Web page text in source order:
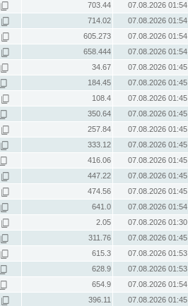
703.44
07.08.2026 01:54
714.02
07.08.2026 01:54
605.273
07.08.2026 01:54
658.444
07.08.2026 01:54
34.67
07.08.2026 01:45
184.45
07.08.2026 01:45
108.4
07.08.2026 01:45
350.64
07.08.2026 01:45
257.84
07.08.2026 01:45
333.12
07.08.2026 01:45
416.06
07.08.2026 01:45
447.22
07.08.2026 01:45
474.56
07.08.2026 01:45
641.0
07.08.2026 01:54
2.05
07.08.2026 01:30
311.76
07.08.2026 01:45
615.3
07.08.2026 01:53
628.9
07.08.2026 01:53
654.9
07.08.2026 01:54
396.11 07.08.2026 01:45